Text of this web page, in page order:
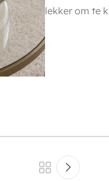
lekker om te